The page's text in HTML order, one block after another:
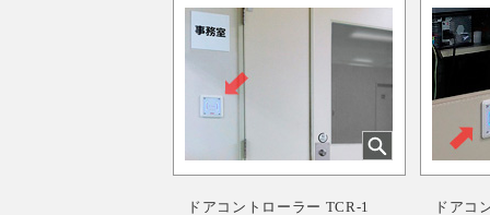
ドアコントローラー TCR-1
ドアコ